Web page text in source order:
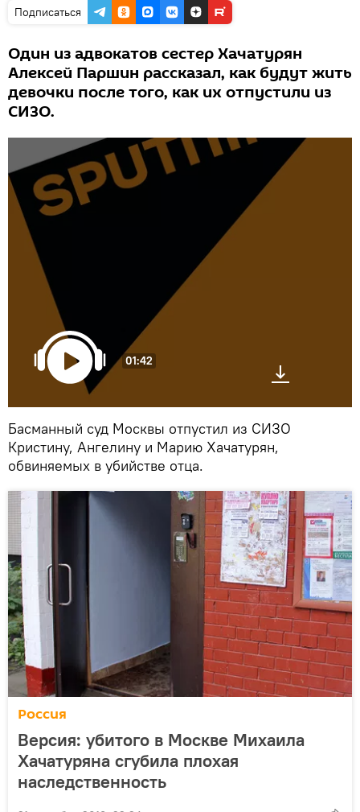
Подписаться
Один из адвокатов сестер Хачатурян
Алексей Паршин рассказал, как будут жить
девочки после того, как их отпустили из
СИЗО.
01:42
Басманный суд Москвы отпустил из СИЗО
Кристину, Ангелину и Марию Хачатурян,
обвиняемых в убийстве отца.
Россия
Версия: убитого в Москве Михаила
Хачатуряна сгубила плохая
наследственность